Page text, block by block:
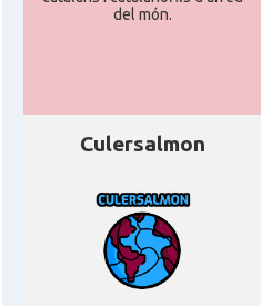
del món.
Culersalmon